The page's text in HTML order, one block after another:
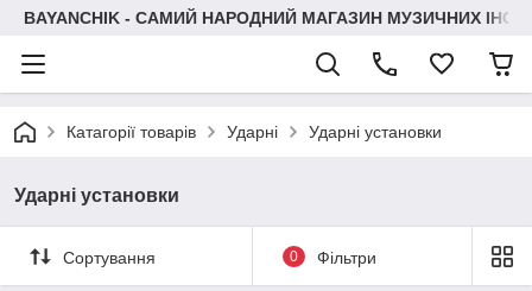
BAYANCHIK - САМИЙ НАРОДНИЙ МАГАЗИН МУЗИЧНИХ
Катагорії товарів Ударні Ударні установки
Ударні установки
Сортування 0 Фільтри